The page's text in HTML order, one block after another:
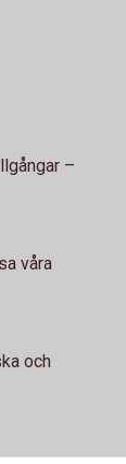
–
våra
och